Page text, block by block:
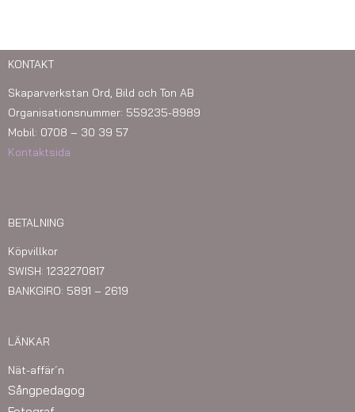
KONTAKT
Skaparverkstan Ord, Bild och Ton AB
Organisationsnummer: 559235-8989
Mobil: 0708 – 30 39 57
Kontaktsida
BETALNING
Köpvillkor
SWISH: 1232270817
BANKGIRO: 5891 – 2619
LÄNKAR
Nät-affär´n
Sångpedagog